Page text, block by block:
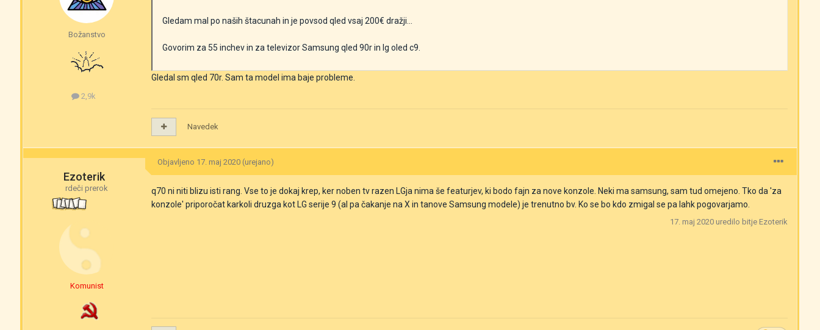
Božanstvo
2,9k
Gledam mal po naših štacunah in je povsod qled vsaj 200€ dražji...
Govorim za 55 inchev in za televizor Samsung qled 90r in lg oled c9.
Gledal sm qled 70r. Sam ta model ima baje probleme.
Navedek
Ezoterik
rdeči prerok
Komunist
Objavljeno 17. maj 2020 (urejano)
q70 ni niti blizu isti rang. Vse to je dokaj krep, ker noben tv razen LGja nima še featurjev, ki bodo fajn za nove konzole. Neki ma samsung, sam tud omejeno. Tko da 'za
konzole' priporočat karkoli druzga kot LG serije 9 (al pa čakanje na X in tanove Samsung modele) je trenutno bv. Ko se bo kdo zmigal se pa lahk pogovarjamo.
17. maj 2020 uredilo bitje Ezoterik